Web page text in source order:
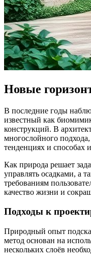
Новые
В последние годы
известный как
конструкций. В
многослойного
тенденциях и способах
Как природа решает
управлять осадками, а
требованиям
качество жизни и
Подходы к
Природный опыт
метод основан на
нескольких слоёв